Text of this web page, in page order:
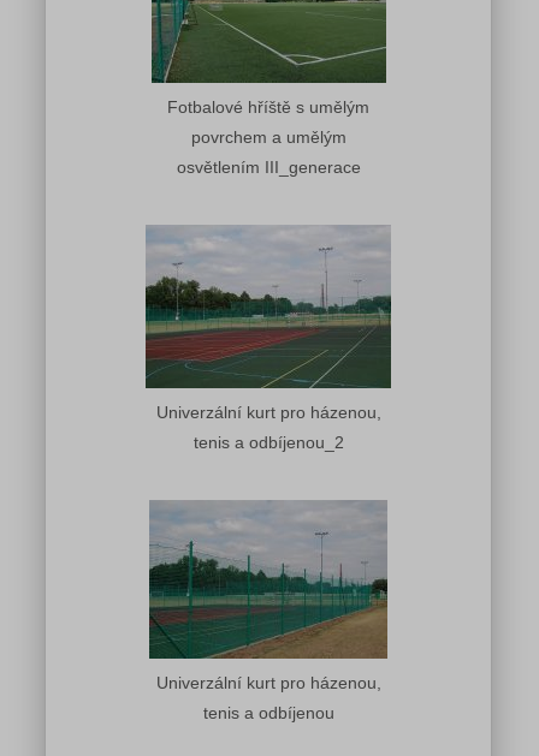
Fotbalové hříště s umělým
povrchem a umělým
osvětlením III_generace
Univerzální kurt pro házenou,
tenis a odbíjenou_2
Univerzální kurt pro házenou,
tenis a odbíjenou